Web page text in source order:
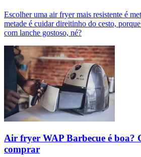
Escolher uma air fryer mais resistente é
metade é cuidar direitinho do cesto,
com lanche gostoso, né?
Air fryer WAP Barbecue é boa?
comprar